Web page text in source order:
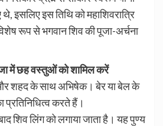
इसलिए इस तिथि को महाशिवरात्रि
रूप से भगवान शिव की पूजा-अर्चना
में छह वस्तुओं को शामिल करें
और शहद के साथ अभिषेक। बेर या बेल के
प्रतिनिधित्व करते हैं।
शिव लिंग को लगाया जाता है। यह पुण्य